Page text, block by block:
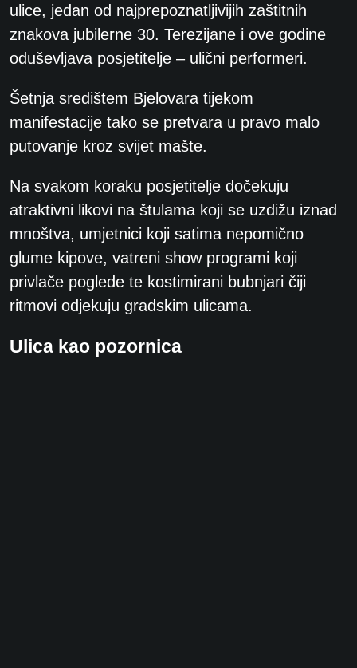
ulice, jedan od najprepoznatljivijih zaštitnih
znakova jubilerne 30. Terezijane i ove godine
oduševljava posjetitelje – ulični performeri.
Šetnja središtem Bjelovara tijekom
manifestacije tako se pretvara u pravo malo
putovanje kroz svijet mašte.
Na svakom koraku posjetitelje dočekuju
atraktivni likovi na štulama koji se uzdižu iznad
mnoštva, umjetnici koji satima nepomično
glume kipove, vatreni show programi koji
privlače poglede te kostimirani bubnjari čiji
ritmovi odjekuju gradskim ulicama.
Ulica kao pozornica